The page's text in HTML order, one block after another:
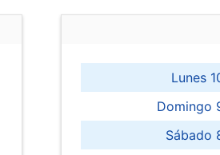
Lunes
Domingo
Sábado